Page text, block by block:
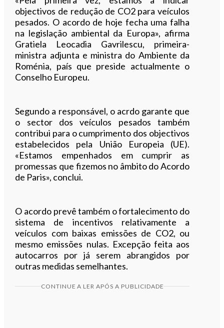
objectivos de redução de CO2 para veículos
pesados. O acordo de hoje fecha uma falha
na legislação ambiental da Europa», afirma
Gratiela Leocadia Gavrilescu, primeira-
ministra adjunta e ministra do Ambiente da
Roménia, país que preside actualmente o
Conselho Europeu.
Segundo a responsável, o acrdo garante que
o sector dos veículos pesados também
contribui para o cumprimento dos objectivos
estabelecidos pela União Europeia (UE).
«Estamos empenhados em cumprir as
promessas que fizemos no âmbito do Acordo
de Paris», conclui.
O acordo prevê também o fortalecimento do
sistema de incentivos relativamente a
veículos com baixas emissões de CO2, ou
mesmo emissões nulas. Excepção feita aos
autocarros por já serem abrangidos por
outras medidas semelhantes.
CONTINUE A LER APÓS A PUBLICIDADE